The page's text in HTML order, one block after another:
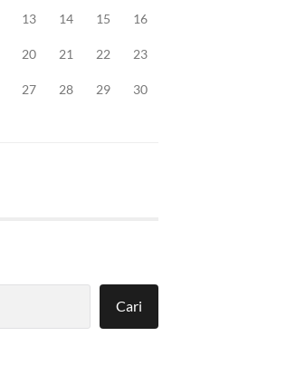
13 14 15 16
20 21 22 23
27 28 29 30
Cari